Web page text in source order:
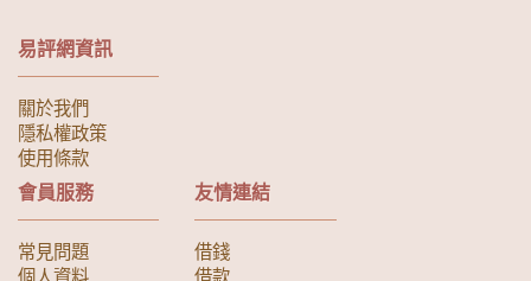
易評網資訊
關於我們
隱私權政策
使用條款
會員服務
常見問題
個人資料
友情連結
借錢
借款